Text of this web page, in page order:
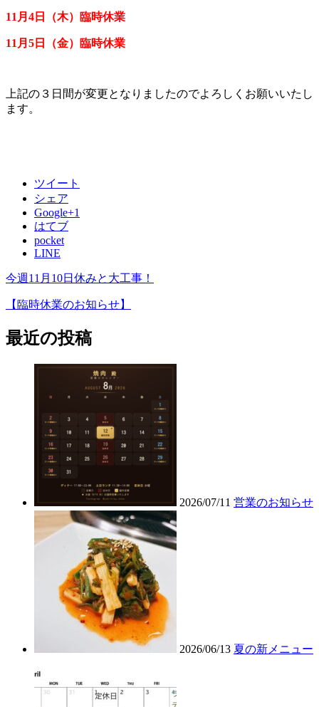
11月4日（木）臨時休業
11月5日（金）臨時休業
上記の３日間が変更となりましたのでよろしくお願いいたし
ます。
ツイート
シェア
Google+1
はてブ
pocket
LINE
今週11月10日休みと大工事！
【臨時休業のお知らせ】
最近の投稿
2026/07/11 営業のお知らせ
2026/06/13 夏の新メニュー